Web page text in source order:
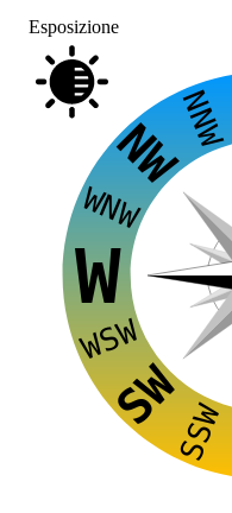
Esposizione
W
NW
SWSSW
WSW
WNW
NNW